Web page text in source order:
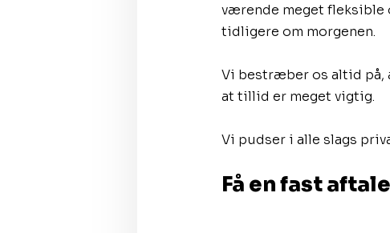
værende meget fleksible
tidligere om morgenen.
​Vi bestræber os altid på,
at tillid er meget vigtig.
Vi pudser i alle slags
Få en fast